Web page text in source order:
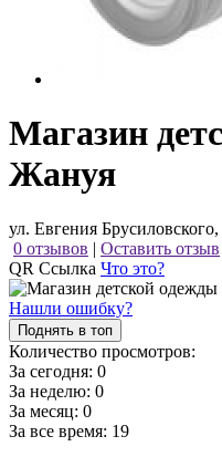
Магазин
Жануя
ул. Евгения
0 отзывов | Оставить отзыв
QR Ссылка Что это?
Нашли ошибку?
Поднять в топ
Количество просмотров:
За сегодня: 0
За неделю: 0
За месяц: 0
За все время: 19